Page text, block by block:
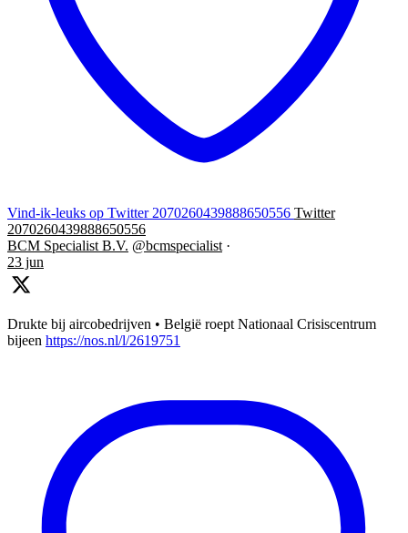
Vind-ik-leuks op Twitter 2070260439888650556 Twitter
2070260439888650556
BCM Specialist B.V. @bcmspecialist ·
23 jun
Drukte bij aircobedrijven • België roept Nationaal Crisiscentrum
bijeen https://nos.nl/l/2619751